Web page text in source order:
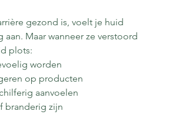
gezond is, voelt je huid
aan. Maar wanneer ze verstoord
plots:
worden
op producten
aanvoelen
branderig zijn